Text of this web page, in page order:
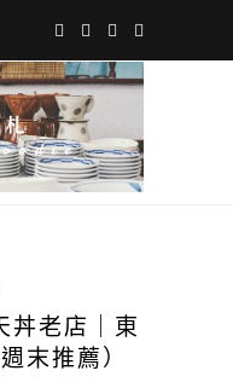
丼老店｜東
末推薦）